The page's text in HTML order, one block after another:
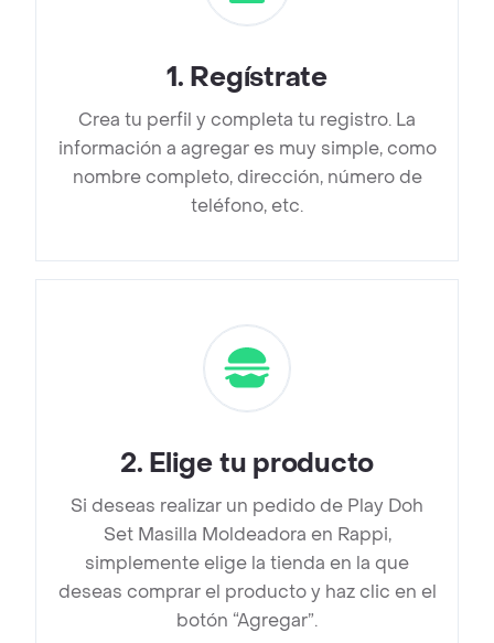
1. Regístrate
Crea tu perfil y completa tu registro. La
información a agregar es muy simple, como
nombre completo, dirección, número de
teléfono, etc.
2. Elige tu producto
Si deseas realizar un pedido de Play Doh
Set Masilla Moldeadora en Rappi,
simplemente elige la tienda en la que
deseas comprar el producto y haz clic en el
botón “Agregar”.